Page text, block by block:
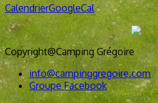
CalendrierGoogleCal
Copyright@Camping Grégoire
info@campinggregoire.com
Groupe Facebook